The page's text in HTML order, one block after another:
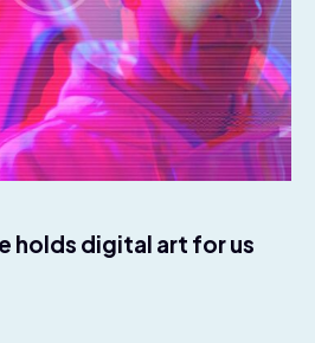
holds digital art for us